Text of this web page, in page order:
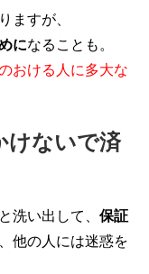
ますが、
になることも。
おける人に多大な
けないで済
洗い出して、 保証
他の人には迷惑を